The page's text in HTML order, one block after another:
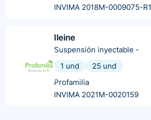
INVIMA 2018M-0009075-R1
Ileine
Suspensión inyectable -
1 und
25 und
Profamilia
INVIMA 2021M-0020159